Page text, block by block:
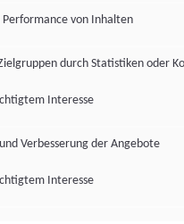
Performance von Inhalten
durch Statistiken oder
Interesse
Verbesserung der Angebote
Interesse